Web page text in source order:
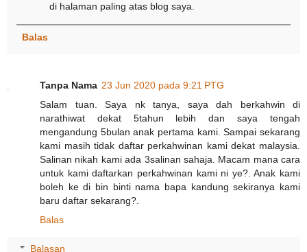
di halaman paling atas blog saya.
Balas
Tanpa Nama 23 Jun 2020 pada 9:21 PTG
Salam tuan. Saya nk tanya, saya dah berkahwin di
narathiwat dekat 5tahun lebih dan saya tengah
mengandung 5bulan anak pertama kami. Sampai sekarang
kami masih tidak daftar perkahwinan kami dekat malaysia.
Salinan nikah kami ada 3salinan sahaja. Macam mana cara
untuk kami daftarkan perkahwinan kami ni ye?. Anak kami
boleh ke di bin binti nama bapa kandung sekiranya kami
baru daftar sekarang?.
Balas
Balasan